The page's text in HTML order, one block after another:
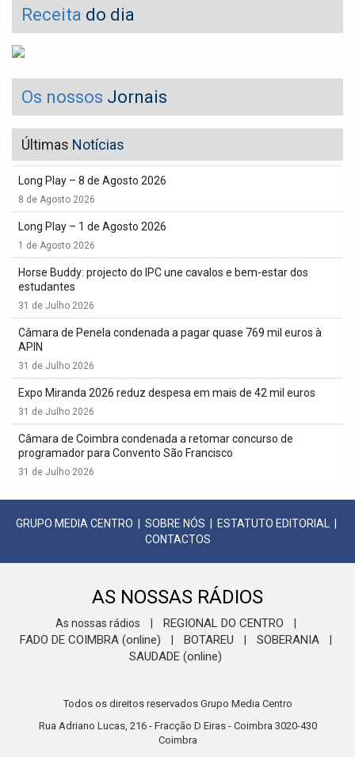
Receita do dia
Os nossos Jornais
Últimas Notícias
Long Play – 8 de Agosto 2026
8 de Agosto 2026
Long Play – 1 de Agosto 2026
1 de Agosto 2026
Horse Buddy: projecto do IPC une cavalos e bem-estar dos
estudantes
31 de Julho 2026
Câmara de Penela condenada a pagar quase 769 mil euros à
APIN
31 de Julho 2026
Expo Miranda 2026 reduz despesa em mais de 42 mil euros
31 de Julho 2026
Câmara de Coimbra condenada a retomar concurso de
programador para Convento São Francisco
31 de Julho 2026
GRUPO MEDIA CENTRO SOBRE NÓS ESTATUTO EDITORIAL
CONTACTOS
AS NOSSAS RÁDIOS
As nossas rádios REGIONAL DO CENTRO
FADO DE COIMBRA (online) BOTAREU SOBERANIA
SAUDADE (online)
Todos os direitos reservados Grupo Media Centro
Rua Adriano Lucas, 216 - Fracção D Eiras - Coimbra 3020-430
Coimbra